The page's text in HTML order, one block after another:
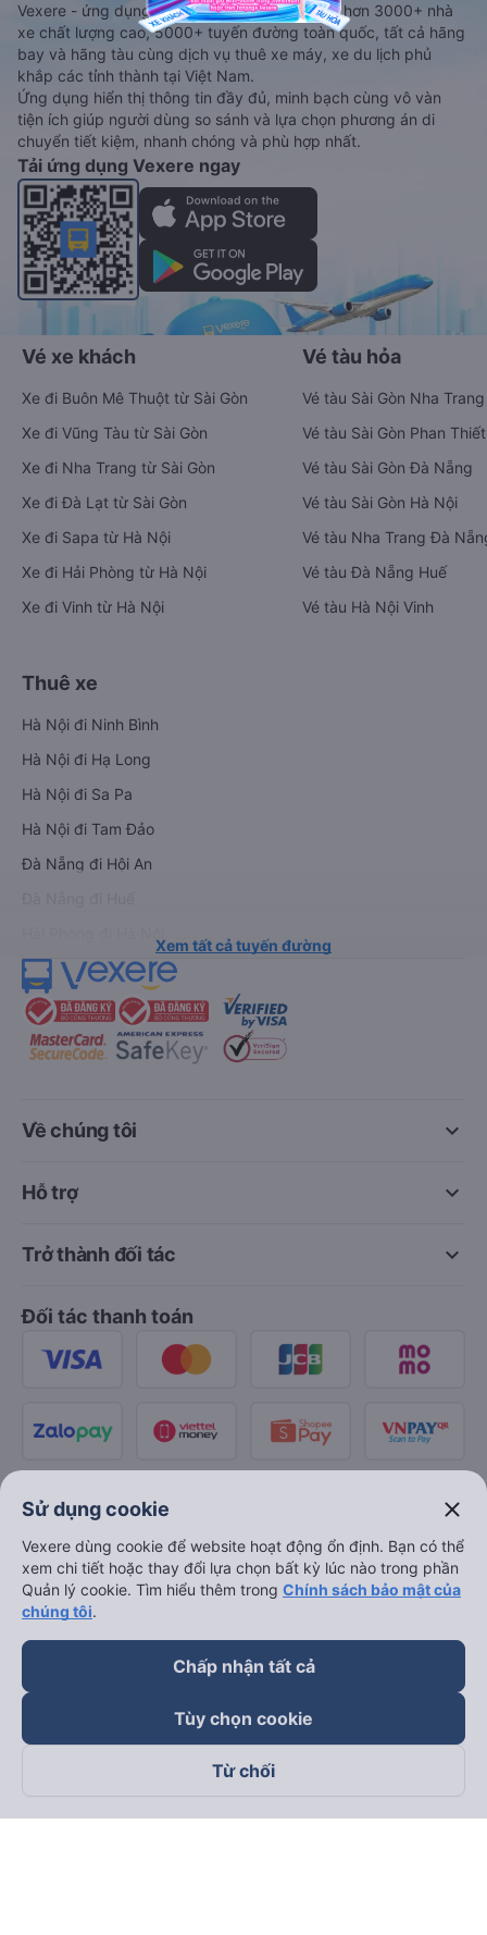
Vexere - ứng dụng đặt vé đa phương tiện với hơn 3000+ nhà
xe chất lượng cao, 5000+ tuyến đường toàn quốc, tất cả hãng
bay và hãng tàu cùng dịch vụ thuê xe máy, xe du lịch phủ
khắp các tỉnh thành tại Việt Nam.
Ứng dụng hiển thị thông tin đầy đủ, minh bạch cùng vô vàn
tiện ích giúp người dùng so sánh và lựa chọn phương án di
chuyển tiết kiệm, nhanh chóng và phù hợp nhất.
Tải ứng dụng Vexere ngay
Vé xe khách
Xe đi Buôn Mê Thuột từ Sài Gòn
Xe đi Vũng Tàu từ Sài Gòn
Xe đi Nha Trang từ Sài Gòn
Xe đi Đà Lạt từ Sài Gòn
Xe đi Sapa từ Hà Nội
Xe đi Hải Phòng từ Hà Nội
Xe đi Vinh từ Hà Nội
Vé tàu hỏa
Vé tàu Sài Gòn Nha Trang
Vé tàu Sài Gòn Phan Thiết
Vé tàu Sài Gòn Đà Nẵng
Vé tàu Sài Gòn Hà Nội
Vé tàu Nha Trang Đà
Vé tàu Đà Nẵng Huế
Vé tàu Hà Nội Vinh
Thuê xe
Hà Nội đi Ninh Bình
Hà Nội đi Hạ Long
Hà Nội đi Sa Pa
Hà Nội đi Tam Đảo
Đà Nẵng đi Hội An
Xem tất cả tuyến đường
keyboard_arrow_down
Về chúng tôi
keyboard_arrow_down
Hỗ trợ
keyboard_arrow_down
Trở thành đối tác
Đối tác thanh toán
Theo dõi chúng tôi trên
Sử dụng cookie close
Vexere dùng cookie để website hoạt động ổn định. Bạn có thể
xem chi tiết hoặc thay đổi lựa chọn bất kỳ lúc nào trong phần
Quản lý cookie. Tìm hiểu thêm trong Chính sách bảo mật của
chúng tôi.
Chấp nhận tất cả
Tùy chọn cookie
Từ chối